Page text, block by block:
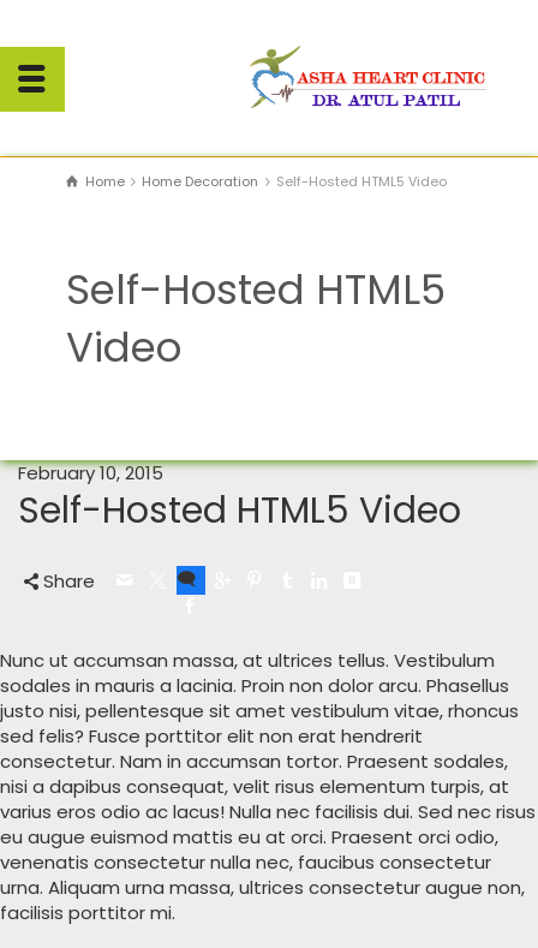
Home Home Decoration Self-Hosted HTML5 Video
Self-Hosted HTML5
Video
February 10, 2015
Self-Hosted HTML5 Video
Share
Nunc ut accumsan massa, at ultrices tellus. Vestibulum
sodales in mauris a lacinia. Proin non dolor arcu. Phasellus
justo nisi, pellentesque sit amet vestibulum vitae, rhoncus
sed felis? Fusce porttitor elit non erat hendrerit
consectetur. Nam in accumsan tortor. Praesent sodales,
nisi a dapibus consequat, velit risus elementum turpis, at
varius eros odio ac lacus! Nulla nec facilisis dui. Sed nec risus
eu augue euismod mattis eu at orci. Praesent orci odio,
venenatis consectetur nulla nec, faucibus consectetur
urna. Aliquam urna massa, ultrices consectetur augue non,
facilisis porttitor mi.